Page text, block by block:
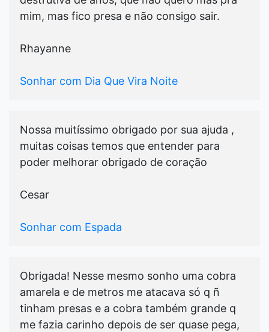
mim, mas fico presa e não consigo sair.
Rhayanne
Sonhar com Dia Que Vira Noite
Nossa muitíssimo obrigado por sua ajuda ,
muitas coisas temos que entender para
poder melhorar obrigado de coração
Cesar
Sonhar com Espada
Obrigada! Nesse mesmo sonho uma cobra
amarela e de metros me atacava só q ñ
tinham presas e a cobra também grande q
me fazia carinho depois de ser quase pega,